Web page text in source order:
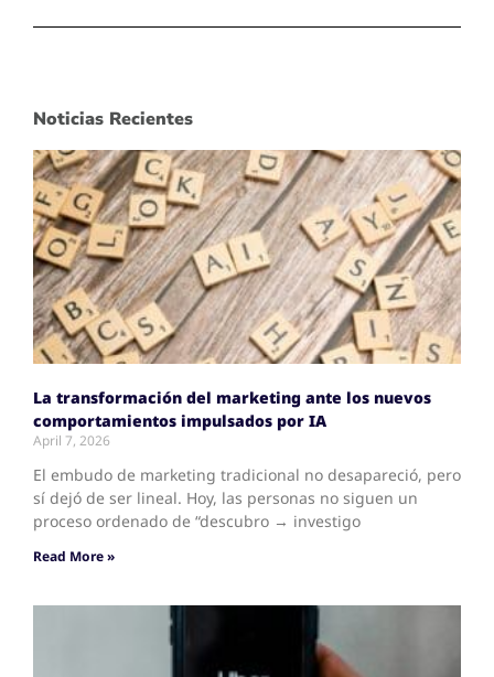
Noticias Recientes
La transformación del marketing ante los nuevos
comportamientos impulsados por IA
April 7, 2026
El embudo de marketing tradicional no desapareció, pero
sí dejó de ser lineal. Hoy, las personas no siguen un
proceso ordenado de “descubro → investigo
Read More »